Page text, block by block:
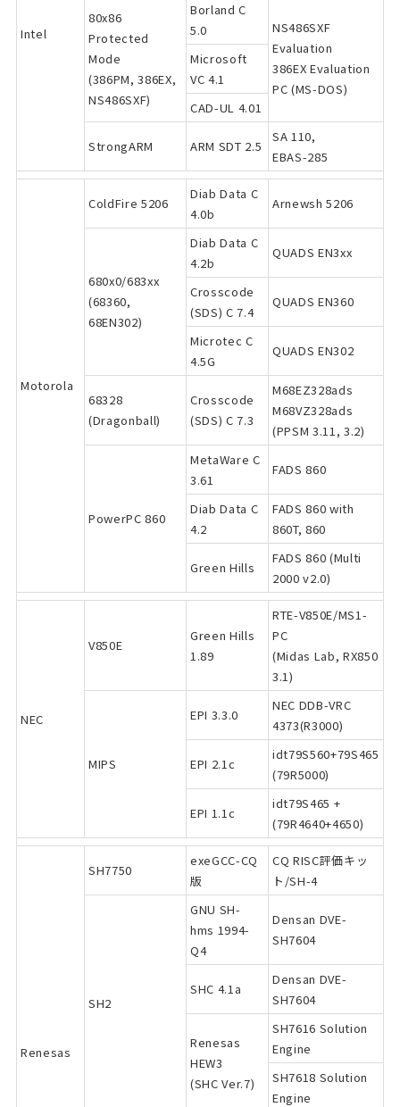
Intel
80x86
Protected
Mode
(386PM, 386EX,
NS486SXF)
Borland C
5.0
NS486SXF
Evaluation
386EX Evaluation
PC (MS-DOS)
Microsoft
VC 4.1
CAD-UL 4.01
StrongARM ARM SDT 2.5
SA 110,
EBAS-285
Motorola
ColdFire 5206
Diab Data C
4.0b
Arnewsh 5206
680x0/683xx
(68360,
68EN302)
Diab Data C
4.2b
QUADS EN3xx
Crosscode
(SDS) C 7.4
QUADS EN360
Microtec C
4.5G
QUADS EN302
68328
(Dragonball)
Crosscode
(SDS) C 7.3
M68EZ328ads
M68VZ328ads
(PPSM 3.11, 3.2)
PowerPC 860
MetaWare C
3.61
FADS 860
Diab Data C
4.2
FADS 860 with
860T, 860
Green Hills
FADS 860 (Multi
2000 v2.0)
NEC
V850E
Green Hills
1.89
RTE-V850E/MS1-
PC
(Midas Lab, RX850
3.1)
MIPS
EPI 3.3.0
NEC DDB-VRC
4373(R3000)
EPI 2.1c
idt79S560+79S465
(79R5000)
EPI 1.1c
idt79S465 +
(79R4640+4650)
Renesas
SH7750
exeGCC-CQ
版
CQ RISC評価キッ
ト/SH-4
SH2
GNU SH-
hms 1994-
Q4
Densan DVE-
SH7604
SHC 4.1a
Densan DVE-
SH7604
Renesas
HEW3
(SHC Ver.7)
SH7616 Solution
Engine
SH7618 Solution
Engine